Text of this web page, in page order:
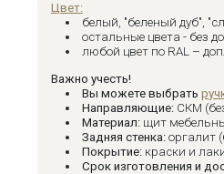
Цвет:
белый, "беленый дуб",
остальные цвета - без
любой цвет по RAL –
Важно учесть!
Вы можете выбрать
Направляющие: СКМ
Материал: щит
Задняя стенка: оргалит
Покрытие: краски и
Срок изготовления и